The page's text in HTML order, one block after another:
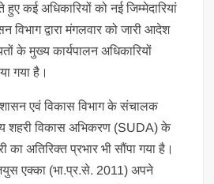
कई अधिकारियों को नई जिम्मेदारियां
विभाग द्वारा मंगलवार को जारी आदेश
के मुख्य कार्यपालन अधिकारियों
गया है।
एवं विकास विभाग के संचालक
शहरी विकास अभिकरण (SUDA) के
का अतिरिक्त प्रभार भी सौंपा गया है।
एक्का (भा.प्र.से. 2011) अपने